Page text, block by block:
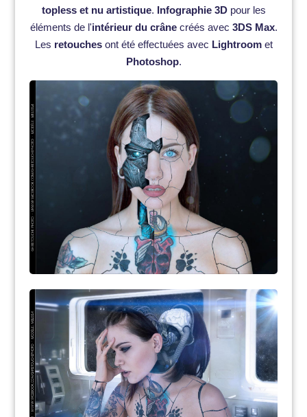
topless et nu artistique. Infographie 3Dpour les
éléments de l'intérieur du crânecréés avec 3DS Max.
Les retouchesont été effectuées avec Lightroomet
Photoshop.